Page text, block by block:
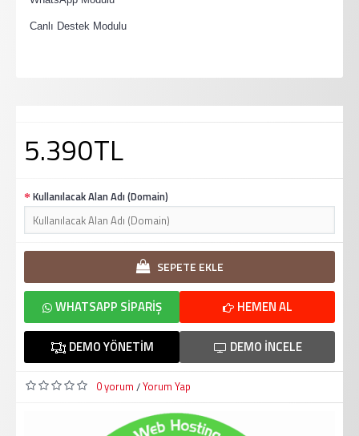
Canlı Destek Modulu
5.390TL
Kullanılacak Alan Adı (Domain)
SEPETE EKLE
HEMEN AL
WHATSAPP SIPARIŞ
DEMO İNCELE
DEMO YÖNETIM
0 yorum /Yorum Yap